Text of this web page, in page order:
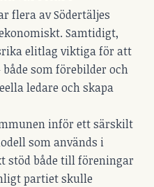
flera av Södertäljes
Samtidigt,
elitlag viktiga för att
som förebilder och
ledare och skapa
inför ett särskilt
som används i
stöd både till föreningar
partiet skulle